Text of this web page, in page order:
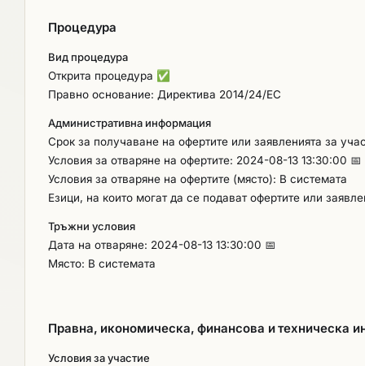
Процедура
Вид процедура
Открита процедура ✅
Правно основание: Директива 2014/24/ЕС
Административна информация
Срок за получаване на офертите или заявленията за
Условия за отваряне на офертите: 2024-08-13 13:30:00 📅
Условия за отваряне на офертите (място): В системата
Езици, на които могат да се подават офертите или
Тръжни условия
Дата на отваряне: 2024-08-13 13:30:00 📅
Място: В системата
Правна, икономическа, финансова и техническа
Условия за участие